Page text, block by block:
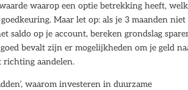
waarop een optie betrekking heeft, welk
Maar let op: als je 3 maanden niet
op je account, bereken grondslag
bevalt zijn er mogelijkheden om je geld
richting aandelen.
waarom investeren in duurzame